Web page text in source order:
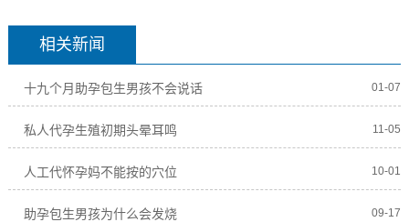
相关新闻
十九个月助孕包生男孩不会说话 01-07
私人代孕生殖初期头晕耳鸣 11-05
人工代怀孕妈不能按的穴位 10-01
助孕包生男孩为什么会发烧 09-17